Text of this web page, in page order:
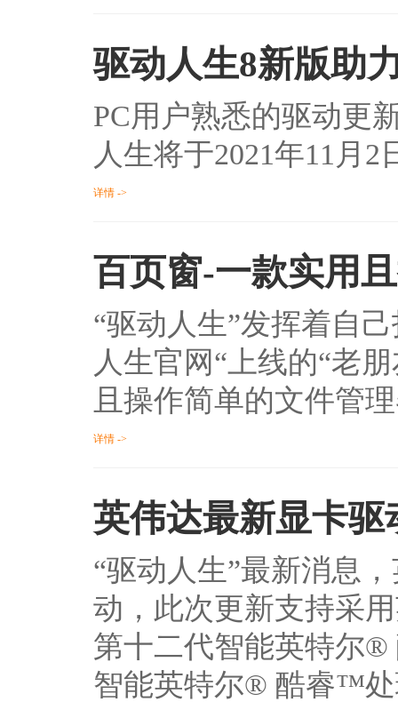
驱动人生8新版助
PC用户熟悉的驱动更
人生将于2021年11月
详情 ->
百页窗-一款实用
“驱动人生”发挥着自
人生官网“上线的“老
且操作简单的文件管
详情 ->
英伟达最新显卡
“驱动人生”最新消息
动，此次更新支持采
第十二代智能英特尔
智能英特尔® 酷睿™处